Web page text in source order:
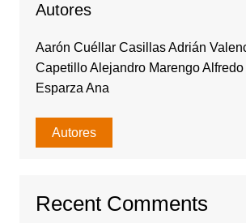
Autores
Aarón Cuéllar Casillas Adrián
Capetillo Alejandro Marengo
Esparza Ana
Autores
Recent Comments